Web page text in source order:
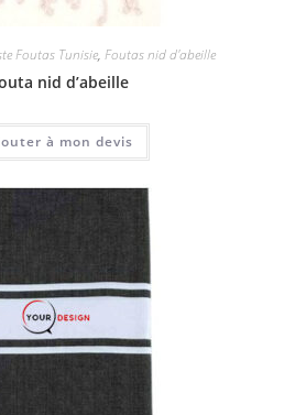
Foutas Tunisie, Foutas nid d'abeille
nid d’abeille
à mon devis